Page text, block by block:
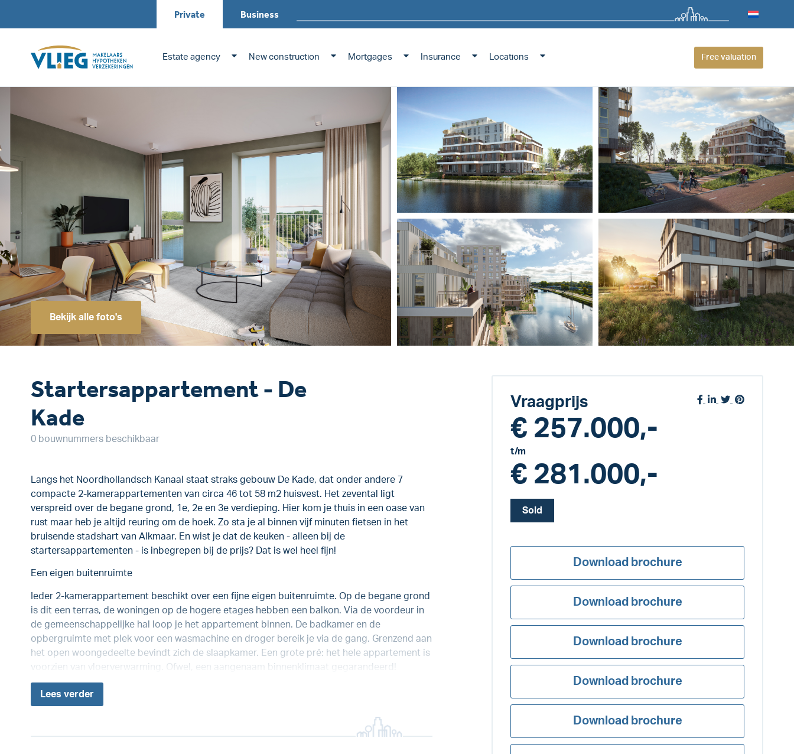
Private Business
Estate agency New construction Mortgages Insurance Locations Free valuation
Bekijk alle foto's
Startersappartement - De
Kade
0 bouwnummers beschikbaar
Langs het Noordhollandsch Kanaal staat straks gebouw De Kade, dat onder andere 7
compacte 2-kamerappartementen van circa 46 tot 58 m2 huisvest. Het zevental ligt
verspreid over de begane grond, 1e, 2e en 3e verdieping. Hier kom je thuis in een oase van
rust maar heb je altijd reuring om de hoek. Zo sta je al binnen vijf minuten fietsen in het
bruisende stadshart van Alkmaar. En wist je dat de keuken - alleen bij de
startersappartementen - is inbegrepen bij de prijs? Dat is wel heel fijn!
Een eigen buitenruimte
Ieder 2-kamerappartement beschikt over een fijne eigen buitenruimte. Op de begane grond
is dit een terras, de woningen op de hogere etages hebben een balkon. Via de voordeur in
de gemeenschappelijke hal loop je het appartement binnen. De badkamer en de
opbergruimte met plek voor een wasmachine en droger bereik je via de gang. Grenzend aan
het open woongedeelte bevindt zich de slaapkamer. Een grote pré: het hele appartement is
voorzien van vloerverwarming. Ofwel, een aangenaam binnenklimaat gegarandeerd!
Lees verder
Vraagprijs
€ 257.000,-
t/m
€ 281.000,-
Sold
Download brochure
Download brochure
Download brochure
Download brochure
Download brochure